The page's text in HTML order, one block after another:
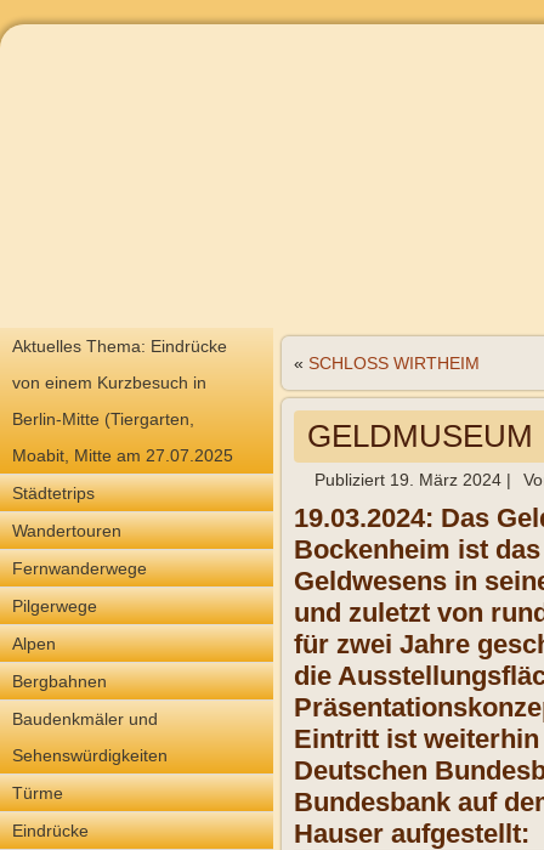
Aktuelles Thema: Eindrücke
von einem Kurzbesuch in
Berlin-Mitte (Tiergarten,
Moabit, Mitte am 27.07.2025
Städtetrips
Wandertouren
Fernwanderwege
Pilgerwege
Alpen
Bergbahnen
Baudenkmäler und
Sehenswürdigkeiten
Türme
Eindrücke
« SCHLOSS WIRTHEIM
Publiziert 19. März 2024 |
19.03.2024: Das
Bockenheim ist
Geldwesens in
und zuletzt von
für zwei Jahre
die
Eintritt ist weiterhin
Deutschen
Bundesbank auf
Hauser aufgestellt: